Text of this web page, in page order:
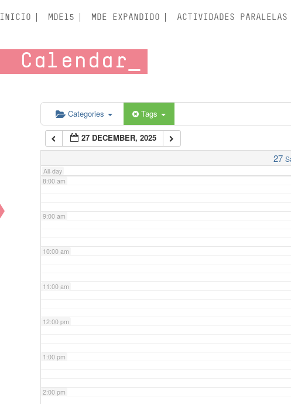
INICIO MDE15 MDE EXPANDIDO ACTIVIDADES PARALELAS
Calendar
Categories Tags
27 DECEMBER, 2025
27
All-day
5:00 am
6:00 am
7:00 am
8:00 am
9:00 am
10:00 am
11:00 am
12:00 pm
1:00 pm
2:00 pm